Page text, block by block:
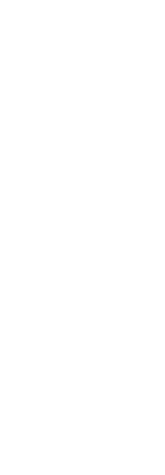
태로 설계되었다. 이를 통해
위해 데이터 기반 기술 전이
을 수행하여 기술 주제의
이를 통해 기술군의 생성
는 약신호–부상신호–추세신
함으로써 기존 점수 중심 정
술 조기경보, 산업 전략 수립
a quantitative and
foresight reports (EU,
technologies included
(LAMs), general-purpose
AI-radio access network
findings, a data-driven
This approach
the three-stage signal
signal technologies,